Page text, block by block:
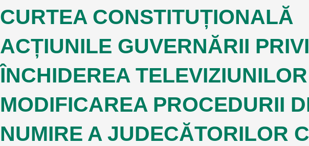
CURTEA CONSTITUȚIONALĂ
ACȚIUNILE GUVERNĂRII
ÎNCHIDEREA
MODIFICAREA PROCEDURII
NUMIRE A JUDECĂTORILOR